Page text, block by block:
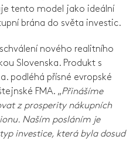
tento model jako ideální
brána do světa investic.
nového realitního
Slovenska. Produkt s
podléhá přísné evropské
FMA. „Přinášíme
z prosperity nákupních
Naším posláním je
investice, která byla dosud